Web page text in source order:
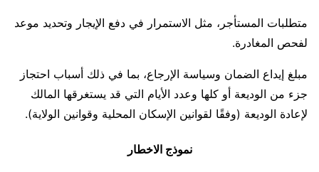
متطلبات المستأجر، مثل الاستمرار في دفع الإيجار وتحديد موعد
لفحص المغادرة.
مبلغ إيداع الضمان وسياسة الإرجاع، بما في ذلك أسباب احتجاز
جزء من الوديعة أو كلها وعدد الأيام التي قد يستغرقها المالك
لإعادة الوديعة (وفقًا لقوانين الإسكان المحلية وقوانين الولاية).
نموذج الاخطار